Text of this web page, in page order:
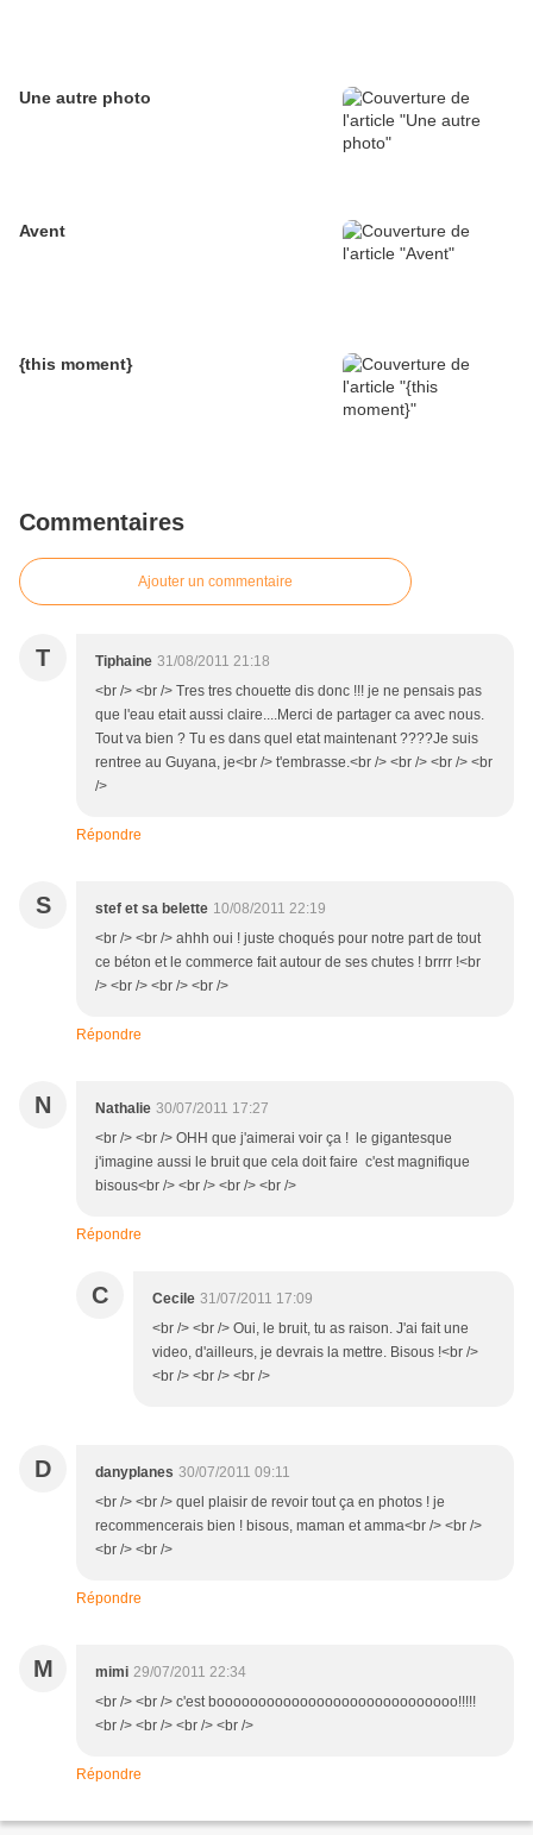
Une autre photo
Avent
{this moment}
Commentaires
Ajouter un commentaire
T Tiphaine 31/08/2011 21:18
<br /> <br /> Tres tres chouette dis donc !!! je ne pensais pas
que l'eau etait aussi claire....Merci de partager ca avec nous.
Tout va bien ? Tu es dans quel etat maintenant ????Je suis
rentree au Guyana, je<br /> t'embrasse.<br /> <br /> <br /> <br
/>
Répondre
S stef et sa belette 10/08/2011 22:19
<br /> <br /> ahhh oui ! juste choqués pour notre part de tout
ce béton et le commerce fait autour de ses chutes ! brrrr !<br
/> <br /> <br /> <br />
Répondre
N Nathalie 30/07/2011 17:27
<br /> <br /> OHH que j'aimerai voir ça ! le gigantesque
j'imagine aussi le bruit que cela doit faire c'est magnifique
bisous<br /> <br /> <br /> <br />
Répondre
C Cecile 31/07/2011 17:09
<br /> <br /> Oui, le bruit, tu as raison. J'ai fait une
video, d'ailleurs, je devrais la mettre. Bisous !<br />
<br /> <br /> <br />
D danyplanes 30/07/2011 09:11
<br /> <br /> quel plaisir de revoir tout ça en photos ! je
recommencerais bien ! bisous, maman et amma<br /> <br />
<br /> <br />
Répondre
M mimi 29/07/2011 22:34
<br /> <br /> c'est booooooooooooooooooooooooooooo!!!!!
<br /> <br /> <br /> <br />
Répondre